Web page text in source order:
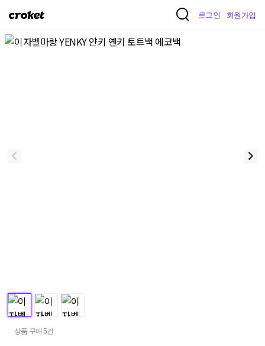
크
켓
로그인 회원가입
상품 구매 5건